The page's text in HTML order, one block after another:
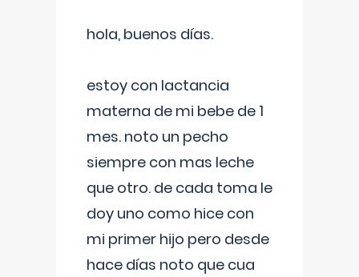
hola, buenos días.
estoy con lactancia
materna de mi bebe de 1
mes. noto un pecho
siempre con mas leche
que otro. de cada toma le
doy uno como hice con
mi primer hijo pero desde
hace días noto que cua